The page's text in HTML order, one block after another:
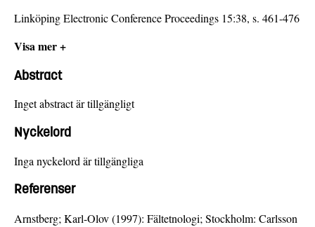
Linköping Electronic Conference Proceedings 15:38, s. 461-476
Visa mer +
Abstract
Inget abstract är tillgängligt
Nyckelord
Inga nyckelord är tillgängliga
Referenser
Arnstberg; Karl-Olov (1997): Fältetnologi; Stockholm: Carlsson